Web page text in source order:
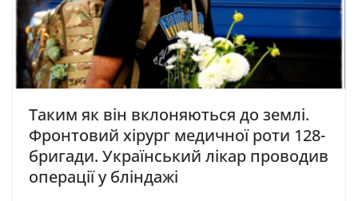
Таким як він вклоняються до землі.
Фронтовий хірург медичної роти 128-
бригади. Український лікар проводив
операції у бліндажі